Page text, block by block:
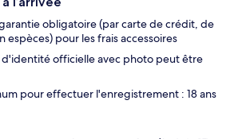
obligatoire (par carte de crédit, de
espèces) pour les frais accessoires
d'identité officielle avec photo peut être
pour effectuer l'enregistrement : 18 ans